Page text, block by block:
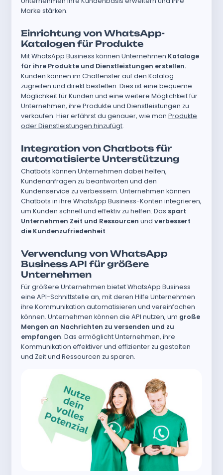
Marke stärken.
Einrichtung von WhatsApp-
Katalogen für Produkte
Mit WhatsApp Business können Unternehmen Kataloge
für ihre Produkte und Dienstleistungen erstellen.
Kunden können im Chatfenster auf den Katalog
zugreifen und direkt bestellen. Dies ist eine bequeme
Möglichkeit für Kunden und eine weitere Möglichkeit für
Unternehmen, ihre Produkte und Dienstleistungen zu
verkaufen. Hier erfährst du genauer, wie manProdukte
oder Dienstleistungen hinzufügt.
Integration von Chatbots für
automatisierte Unterstützung
Chatbots können Unternehmen dabei helfen,
Kundenanfragen zu beantworten und den
Kundenservice zu verbessern. Unternehmen können
Chatbots in ihre WhatsApp Business-Konten integrieren,
um Kunden schnell und effektiv zu helfen. Das spart
Unternehmen Zeit und Ressourcen undverbessert
die Kundenzufriedenheit.
Verwendung von WhatsApp
Business API für größere
Unternehmen
Für größere Unternehmen bietet WhatsApp Business
eine API-Schnittstelle an, mit deren Hilfe Unternehmen
ihre Kommunikation automatisieren und vereinfachen
können. Unternehmen können die API nutzen, um große
Mengen an Nachrichten zu versenden und zu
empfangen. Das ermöglicht Unternehmen, ihre
Kommunikation effektiver und effizienter zu gestalten
und Zeit und Ressourcen zu sparen.